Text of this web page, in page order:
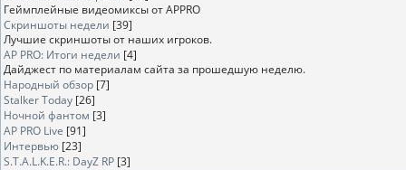
Геймплейные видеомиксы от APPRO
Скриншоты недели [39]
Лучшие скриншоты от наших игроков.
AP PRO: Итоги недели [4]
Дайджест по материалам сайта за прошедшую неделю.
Народный обзор [7]
Stalker Today [26]
Ночной фантом [3]
AP PRO Live [91]
Интервью [23]
S.T.A.L.K.E.R.: DayZ RP [3]